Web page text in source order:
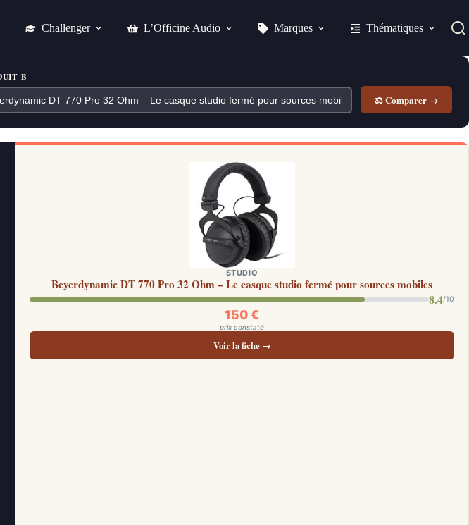
Challenger L’Officine Audio Marques Thématiques
B
⚖ Comparer →
STUDIO
Beyerdynamic DT 770 Pro 32 Ohm – Le casque studio fermé pour sources mobiles
8.4/10
150 €
prix constaté
Voir la fiche →